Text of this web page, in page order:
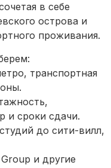
в себе
острова и
проживания.
транспортная
и сроки сдачи.
до сити-вилл,
и другие